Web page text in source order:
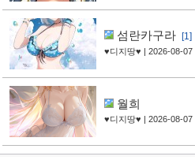
섬란카구라 [1]
♥디지땅♥ | 2026-08-07
월희
♥디지땅♥ | 2026-08-07